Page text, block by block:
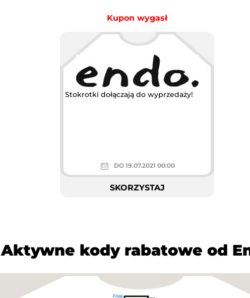
Kupon wygasł
Stokrotki dołączają do wyprzedaży!
DO 19.07.2021 00:00
SKORZYSTAJ
Aktywne kody rabatowe od